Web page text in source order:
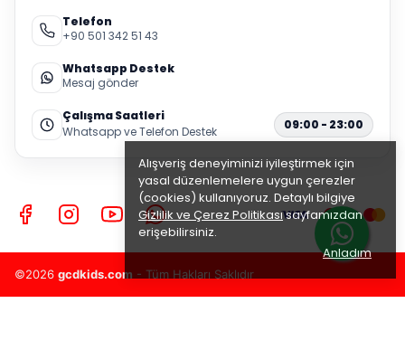
Alışveriş deneyiminizi iyileştirmek için
yasal düzenlemelere uygun çerezler
(cookies) kullanıyoruz. Detaylı bilgiye
Gizlilik ve Çerez Politikasısayfamızdan
erişebilirsiniz.
Anladım
Telefon
+90 501 342 51 43
Whatsapp Destek
Mesaj gönder
Çalışma Saatleri
Whatsapp ve Telefon Destek
09:00 - 23:00
©2026 gcdkids.com - Tüm Hakları Saklıdır